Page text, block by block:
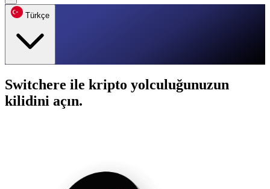
Türkçe
Switchere ile kripto yolculuğunuzun
kilidini açın.